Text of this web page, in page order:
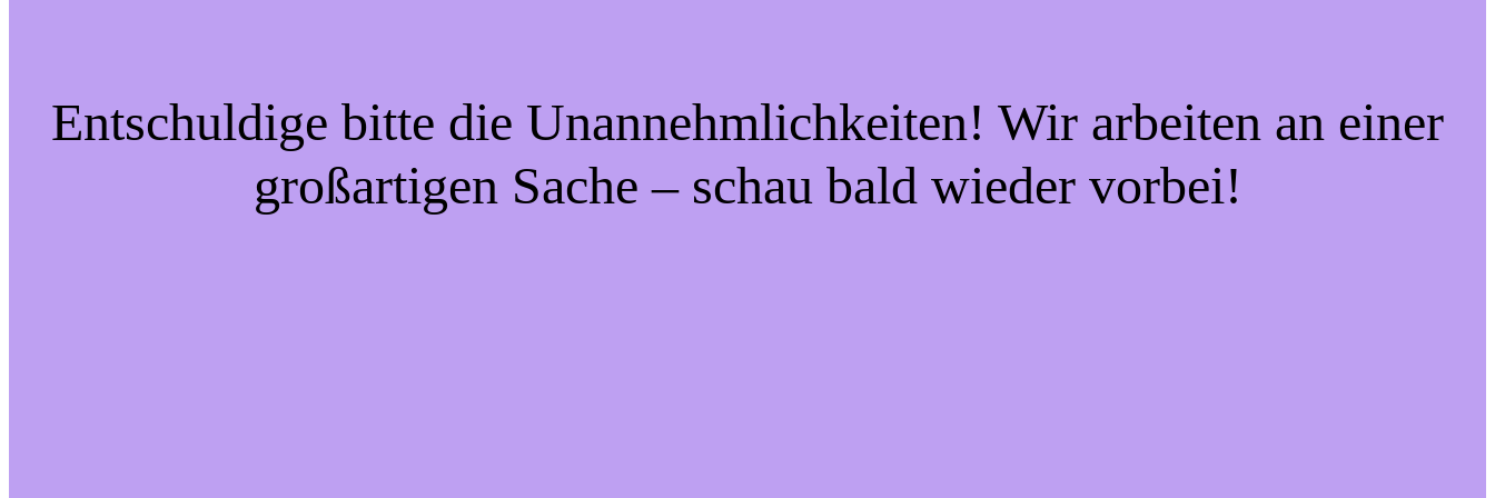
Entschuldige bitte die Unannehmlichkeiten! Wir arbeiten an einer
großartigen Sache – schau bald wieder vorbei!